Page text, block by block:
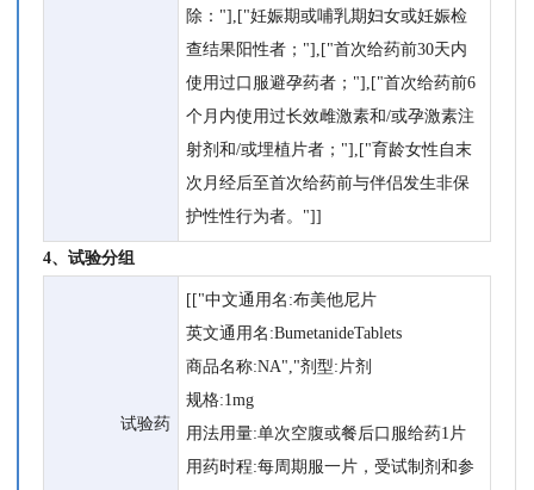
除："],["妊娠期或哺乳期妇女或妊娠检
查结果阳性者；"],["首次给药前30天内
使用过口服避孕药者；"],["首次给药前6
个月内使用过长效雌激素和/或孕激素注
射剂和/或埋植片者；"],["育龄女性自末
次月经后至首次给药前与伴侣发生非保
护性性行为者。"]]
4、试验分组
试验药
[["中文通用名:布美他尼片
英文通用名:BumetanideTablets
商品名称:NA","剂型:片剂
规格:1mg
用法用量:单次空腹或餐后口服给药1片
用药时程:每周期服一片，受试制剂和参